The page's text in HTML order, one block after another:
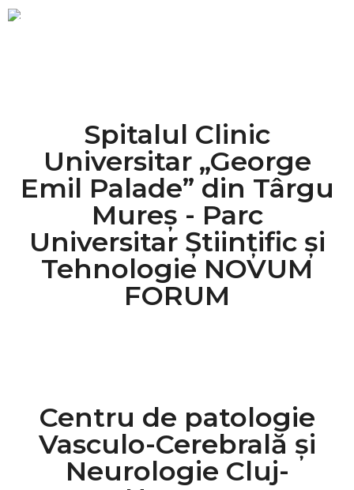
Spitalul Clinic
Universitar „George
Emil Palade” din Târgu
Mureș - Parc
Universitar Științific și
Tehnologie NOVUM
FORUM
Centru de patologie
Vasculo-Cerebrală și
Neurologie Cluj-